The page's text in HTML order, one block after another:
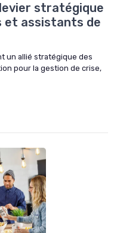
stratégique
et assistants de
un allié stratégique des
pour la gestion de crise,